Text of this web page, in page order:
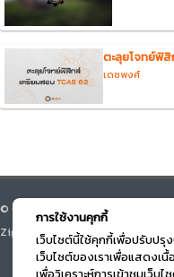
ตะลุยโจทย์ฟิ
เดชพงศ์
การใช้งานคุกกี้
เว็บไซต์นี้ใช้คุกกี้เพื่อปรับป
เว็บไซต์ของเราเพื่อแสดงเ
© Course Square 2026 All right
Zigma